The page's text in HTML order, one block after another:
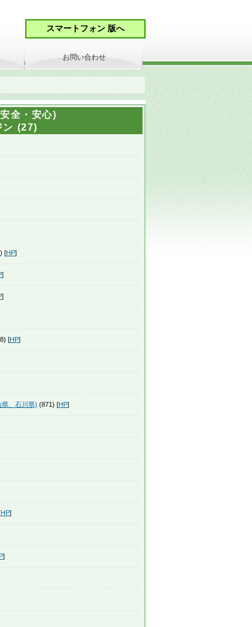
お問い合わせ
全・安心)
ン (27)
[HP]
]
]
[HP]
、石川県) (871) [HP]
HP]
]